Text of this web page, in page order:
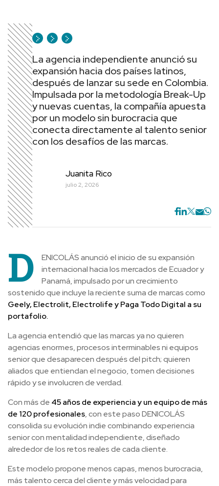
La agencia independiente anunció su
expansión hacia dos países latinos,
después de lanzar su sede en Colombia.
Impulsada por la metodología Break-Up
y nuevas cuentas, la compañía apuesta
por un modelo sin burocracia que
conecta directamente al talento senior
con los desafíos de las marcas.
Juanita Rico
julio 2, 2026
D
ENICOLÁS anunció el inicio de su expansión
internacional hacia los mercados de Ecuador y
Panamá, impulsado por un crecimiento
sostenido que incluye la reciente suma de marcas como
Geely, Electrolit, Electrolife y Paga Todo Digital a su
portafolio.
La agencia entendió que las marcas ya no quieren
agencias enormes, procesos interminables ni equipos
senior que desaparecen después del pitch; quieren
aliados que entiendan el negocio, tomen decisiones
rápido y se involucren de verdad.
Con más de 45 años de experiencia y un equipo de más
de 120 profesionales, con este paso DENICOLÁS
consolida su evolución indie combinando experiencia
senior con mentalidad independiente, diseñado
alrededor de los retos reales de cada cliente.
Este modelo propone menos capas, menos burocracia,
más talento cerca del cliente y más velocidad para